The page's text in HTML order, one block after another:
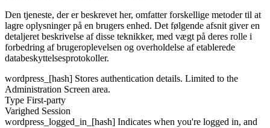
Den tjeneste, der er beskrevet her, omfatter forskellige metoder til at
lagre oplysninger på en brugers enhed. Det følgende afsnit giver en
detaljeret beskrivelse af disse teknikker, med vægt på deres rolle i
forbedring af brugeroplevelsen og overholdelse af etablerede
databeskyttelsesprotokoller.
wordpress_[hash] Stores authentication details. Limited to the
Administration Screen area.
Type First-party
Varighed Session
wordpress_logged_in_[hash] Indicates when you're logged in, and